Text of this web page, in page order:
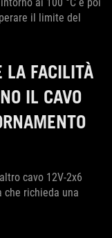
ai 100 °C e poi
il limite del
LA FACILITÀ
IL CAVO
cavo 12V-2x6
che richieda una